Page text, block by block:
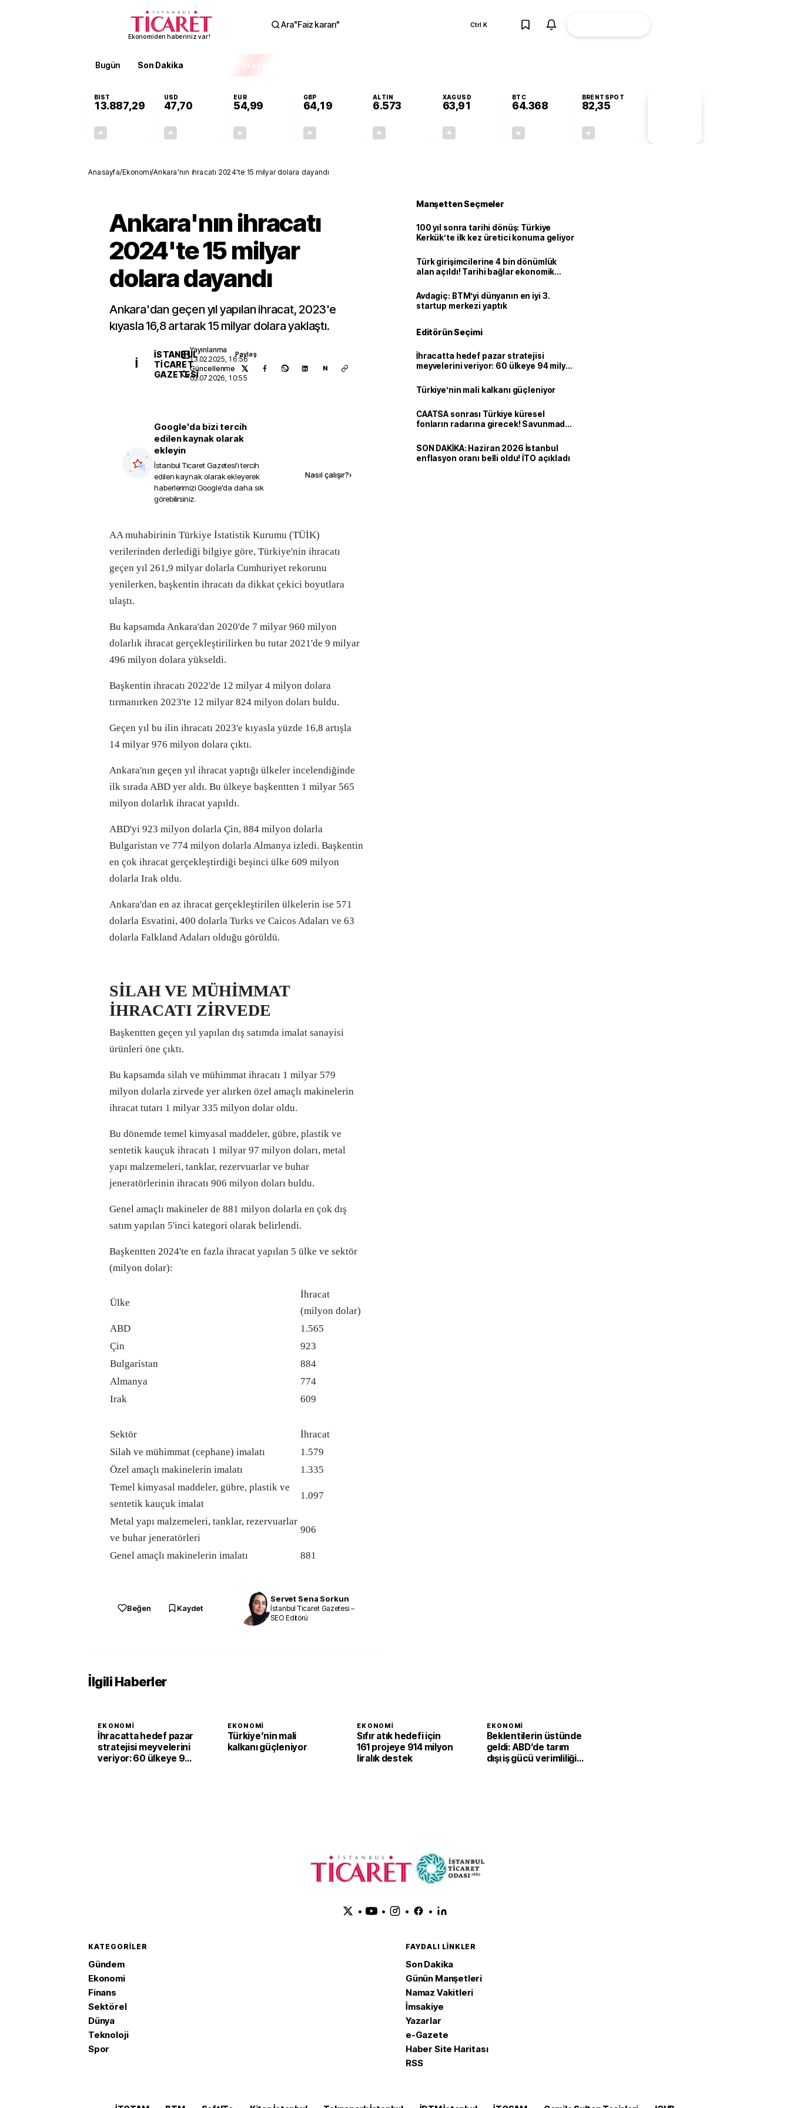
Ekonomiden haberiniz var!
Ara"Faiz kararı" Ctrl K
Bugün Son Dakika EKSTRA
BIST
13.887,29
USD
47,70
EUR
54,99
GBP
64,19
ALTIN
6.573
XAGUSD
63,91
BTC
64.368
BRENTSPOT
82,35
Anasayfa/Ekonomi/Ankara'nın ihracatı 2024'te 15 milyar dolara dayandı
Ankara'nın ihracatı
2024'te 15 milyar
dolara dayandı
Ankara'dan geçen yıl yapılan ihracat, 2023'e
kıyasla 16,8 artarak 15 milyar dolara yaklaştı.
İ
İSTANBUL
TICARET
GAZETESI
Yayınlanma
13.02.2025, 16:56
Güncellenme
03.07.2026, 10:55
Paylaş
N
Google'da bizi tercih
edilen kaynak olarak
ekleyin
İstanbul Ticaret Gazetesi'i tercih
edilen kaynak olarak ekleyerek
haberlerimizi Google'da daha sık
görebilirsiniz.
Nasıl çalışır?›
AA muhabirinin Türkiye İstatistik Kurumu (TÜİK)
verilerinden derlediği bilgiye göre, Türkiye'nin ihracatı
geçen yıl 261,9 milyar dolarla Cumhuriyet rekorunu
yenilerken, başkentin ihracatı da dikkat çekici boyutlara
ulaştı.
Bu kapsamda Ankara'dan 2020'de 7 milyar 960 milyon
dolarlık ihracat gerçekleştirilirken bu tutar 2021'de 9 milyar
496 milyon dolara yükseldi.
Başkentin ihracatı 2022'de 12 milyar 4 milyon dolara
tırmanırken 2023'te 12 milyar 824 milyon doları buldu.
Geçen yıl bu ilin ihracatı 2023'e kıyasla yüzde 16,8 artışla
14 milyar 976 milyon dolara çıktı.
Ankara'nın geçen yıl ihracat yaptığı ülkeler incelendiğinde
ilk sırada ABD yer aldı. Bu ülkeye başkentten 1 milyar 565
milyon dolarlık ihracat yapıldı.
ABD'yi 923 milyon dolarla Çin, 884 milyon dolarla
Bulgaristan ve 774 milyon dolarla Almanya izledi. Başkentin
en çok ihracat gerçekleştirdiği beşinci ülke 609 milyon
dolarla Irak oldu.
Ankara'dan en az ihracat gerçekleştirilen ülkelerin ise 571
dolarla Esvatini, 400 dolarla Turks ve Caicos Adaları ve 63
dolarla Falkland Adaları olduğu görüldü.
SİLAH VE MÜHİMMAT
İHRACATI ZİRVEDE
Başkentten geçen yıl yapılan dış satımda imalat sanayisi
ürünleri öne çıktı.
Bu kapsamda silah ve mühimmat ihracatı 1 milyar 579
milyon dolarla zirvede yer alırken özel amaçlı makinelerin
ihracat tutarı 1 milyar 335 milyon dolar oldu.
Bu dönemde temel kimyasal maddeler, gübre, plastik ve
sentetik kauçuk ihracatı 1 milyar 97 milyon doları, metal
yapı malzemeleri, tanklar, rezervuarlar ve buhar
jeneratörlerinin ihracatı 906 milyon doları buldu.
Genel amaçlı makineler de 881 milyon dolarla en çok dış
satım yapılan 5'inci kategori olarak belirlendi.
Başkentten 2024'te en fazla ihracat yapılan 5 ülke ve sektör
(milyon dolar):
Ülke
İhracat
(milyon dolar)
ABD
1.565
Çin
923
Bulgaristan
884
Almanya
774
Irak
609
Sektör
İhracat
Silah ve mühimmat (cephane) imalatı
1.579
Özel amaçlı makinelerin imalatı
1.335
Temel kimyasal maddeler, gübre, plastik ve
sentetik kauçuk imalat
1.097
Metal yapı malzemeleri, tanklar, rezervuarlar
ve buhar jeneratörleri
906
Genel amaçlı makinelerin imalatı 881
Beğen Kaydet
Servet Sena Sorkun
İstanbul Ticaret Gazetesi –
SEO Editörü
Manşetten Seçmeler
100 yıl sonra tarihi dönüş: Türkiye
Kerkük’te ilk kez üretici konuma geliyor
Türk girişimcilerine 4 bin dönümlük
alan açıldı! Tarihi bağlar ekonomik
Avdagiç: BTM’yi dünyanın en iyi 3.
startup merkezi yaptık
Editörün Seçimi
İhracatta hedef pazar stratejisi
meyvelerini veriyor: 60 ülkeye 94 milyar
Türkiye’nin mali kalkanı güçleniyor
CAATSA sonrası Türkiye küresel
fonların radarına girecek! Savunmadan
SON DAKİKA: Haziran 2026 İstanbul
enflasyon oranı belli oldu! İTO açıkladı
İlgili Haberler
EKONOMI
İhracatta hedef pazar
stratejisi meyvelerini
veriyor: 60 ülkeye 94
EKONOMI
Türkiye’nin mali
kalkanı güçleniyor
EKONOMI
Sıfır atık hedefi için
161 projeye 914 milyon
liralık destek
EKONOMI
Beklentilerin üstünde
geldi: ABD’de tarım
dışı iş gücü verimliliği
• • • •
KATEGORILER
Gündem
Ekonomi
Finans
Sektörel
Dünya
Teknoloji
Spor
FAYDALI LINKLER
Son Dakika
Günün Manşetleri
Namaz Vakitleri
İmsakiye
Yazarlar
e-Gazete
Haber Site Haritası
RSS